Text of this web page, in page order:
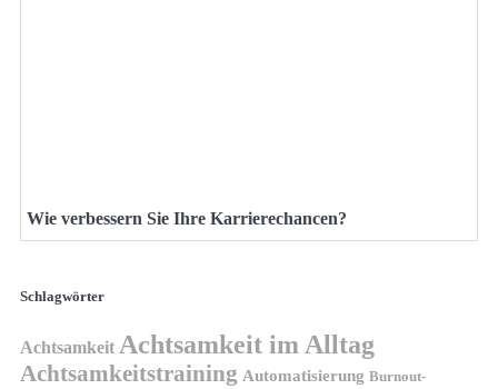
Wie verbessern Sie Ihre Karrierechancen?
Schlagwörter
Achtsamkeit Achtsamkeit im Alltag
Achtsamkeitstraining Automatisierung Burnout-